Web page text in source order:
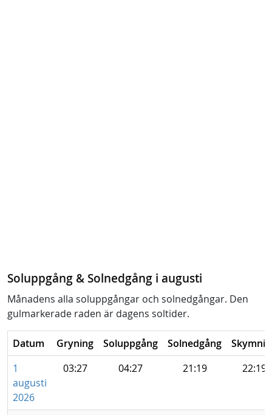
Soluppgång & Solnedgång i augusti
Månadens alla soluppgångar och solnedgångar. Den
gulmarkerade raden är dagens soltider.
Datum Gryning Soluppgång Solnedgång
1
augusti
2026
03:27 04:27 21:19 22:19